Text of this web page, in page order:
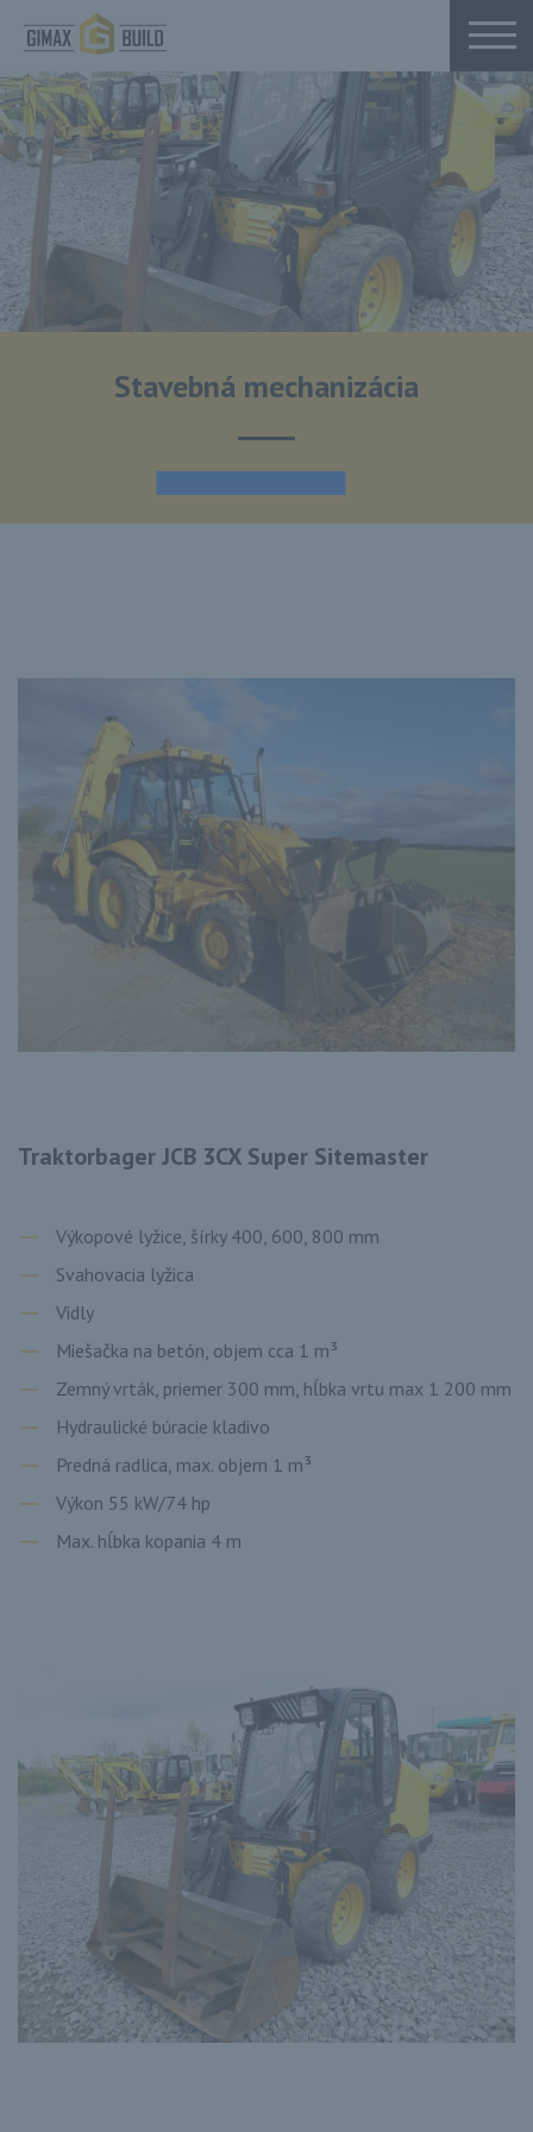
Stavebná mechanizácia
Traktorbager JCB 3CX Super Sitemaster
Výkopové lyžice, šírky 400, 600, 800 mm
Svahovacia lyžica
Vidly
Miešačka na betón, objem cca 1 m³
Zemný vrták, priemer 300 mm, hĺbka vrtu max 1 200 mm
Hydraulické búracie kladivo
Predná radlica, max. objem 1 m³
Výkon 55 kW/74 hp
Max. hĺbka kopania 4 m